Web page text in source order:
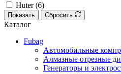
Huter (6)
Показать Сбросить
Каталог
Fubag
Автомобильные
Алмазные отрезные
Генераторы и